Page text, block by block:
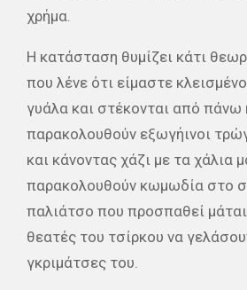
χρήμα.
Η κατάσταση θυμίζει κάτι
που λένε ότι είμαστε
γυάλα και στέκονται από πάνω
παρακολουθούν εξωγήινοι
και κάνοντας χάζι με τα χάλια
παρακολουθούν κωμωδία στο
παλιάτσο που προσπαθεί
θεατές του τσίρκου να
γκριμάτσες του.